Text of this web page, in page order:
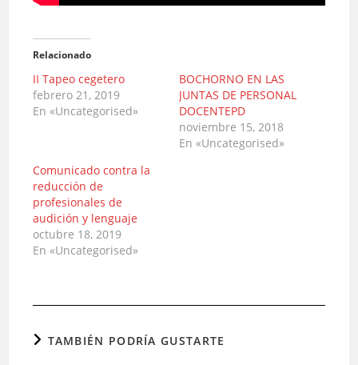
Relacionado
II Tapeo cegetero
febrero 21, 2019
En «Uncategorised»
BOCHORNO EN LAS
JUNTAS DE PERSONAL
DOCENTEPD
noviembre 15, 2018
En «Uncategorised»
Comunicado contra la
reducción de
profesionales de
audición y lenguaje
octubre 18, 2019
En «Uncategorised»
TAMBIÉN PODRÍA GUSTARTE